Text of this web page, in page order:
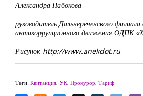
Александра Набокова
руководитель Дальнереченского
антикоррупционного движения ОДПК
Рисунок http://www.anekdot.ru
Теги: Квитанция, УК, Прокурор, Тариф